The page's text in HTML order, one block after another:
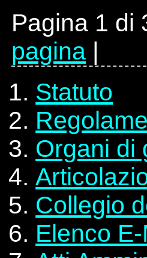
Pagina 1 di
pagina |
Statuto
Organi di
Collegio
Elenco